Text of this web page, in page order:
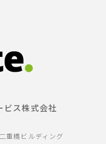
ビス株式会社
重橋ビルディング